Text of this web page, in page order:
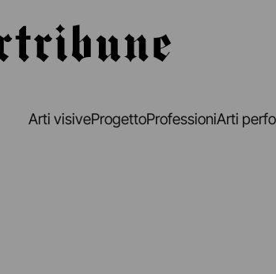
Arti visiveProgettoProfessioniArti